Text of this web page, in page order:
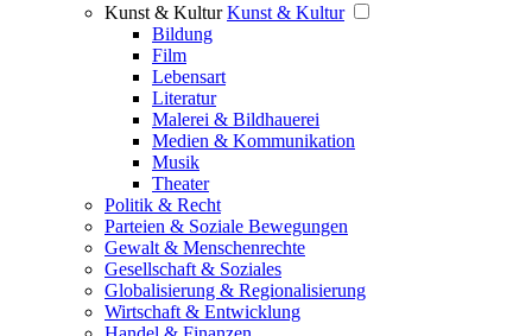
Kunst & Kultur Kunst & Kultur
Bildung
Film
Lebensart
Literatur
Malerei & Bildhauerei
Medien & Kommunikation
Musik
Theater
Politik & Recht
Parteien & Soziale Bewegungen
Gewalt & Menschenrechte
Gesellschaft & Soziales
Globalisierung & Regionalisierung
Wirtschaft & Entwicklung